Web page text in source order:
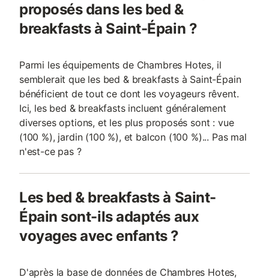
proposés dans les bed &
breakfasts à Saint-Épain ?
Parmi les équipements de Chambres Hotes, il
semblerait que les bed & breakfasts à Saint-Épain
bénéficient de tout ce dont les voyageurs rêvent.
Ici, les bed & breakfasts incluent généralement
diverses options, et les plus proposés sont : vue
(100 %), jardin (100 %), et balcon (100 %)... Pas mal
n'est-ce pas ?
Les bed & breakfasts à Saint-
Épain sont-ils adaptés aux
voyages avec enfants ?
D'après la base de données de Chambres Hotes,